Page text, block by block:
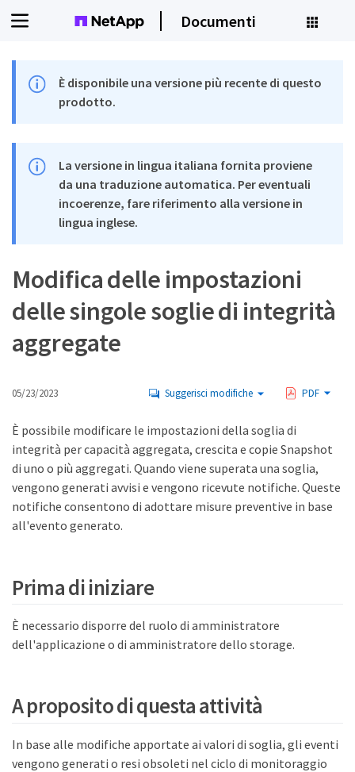
Documenti
È disponibile una versione più recente di questo
prodotto.
La versione in lingua italiana fornita proviene
da una traduzione automatica. Per eventuali
incoerenze, fare riferimento alla versione in
lingua inglese.
Modifica delle impostazioni
delle singole soglie di integrità
aggregate
05/23/2023 Suggerisci modifiche PDF
È possibile modificare le impostazioni della soglia di
integrità per capacità aggregata, crescita e copie Snapshot
di uno o più aggregati. Quando viene superata una soglia,
vengono generati avvisi e vengono ricevute notifiche. Queste
notifiche consentono di adottare misure preventive in base
all'evento generato.
Prima di iniziare
È necessario disporre del ruolo di amministratore
dell'applicazione o di amministratore dello storage.
A proposito di questa attività
In base alle modifiche apportate ai valori di soglia, gli eventi
vengono generati o resi obsoleti nel ciclo di monitoraggio